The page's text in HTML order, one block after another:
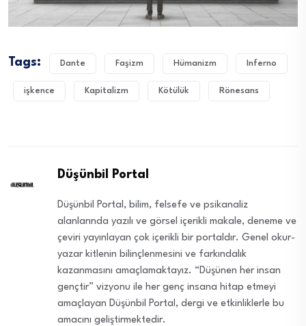
Tags: Dante Faşizm Hümanizm Inferno
işkence Kapitalizm Kötülük Rönesans
Düşünbil Portal
Düşünbil Portal, bilim, felsefe ve psikanaliz
alanlarında yazılı ve görsel içerikli makale, deneme ve
çeviri yayınlayan çok içerikli bir portaldır. Genel okur-
yazar kitlenin bilinçlenmesini ve farkındalık
kazanmasını amaçlamaktayız. “Düşünen her insan
gençtir” vizyonu ile her genç insana hitap etmeyi
amaçlayan Düşünbil Portal, dergi ve etkinliklerle bu
amacını geliştirmektedir.